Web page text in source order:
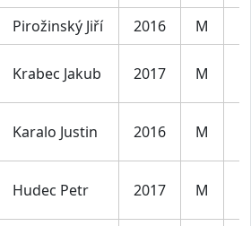
Pirožinský Jiří 2016 M
Krabec Jakub 2017 M
Karalo Justin 2016 M
Hudec Petr 2017 M